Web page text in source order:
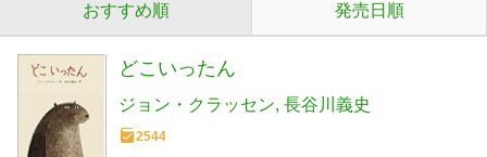
おすすめ順 発売日順
どこいったん
ジョン・クラッセン 長谷川義史
2544